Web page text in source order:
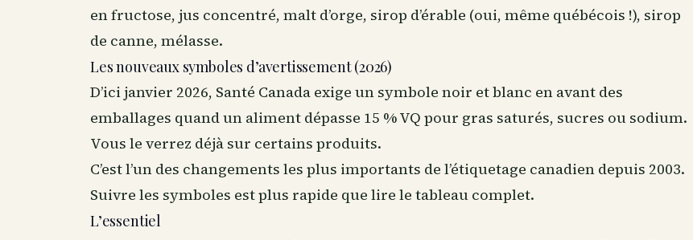
en fructose, jus concentré, malt d’orge, sirop d’érable (oui, même québécois !), sirop
de canne, mélasse.
Les nouveaux symboles d’avertissement (2026)
D’ici janvier 2026, Santé Canada exige un symbole noir et blanc en avant des
emballages quand un aliment dépasse 15 % VQ pour gras saturés, sucres ou sodium.
Vous le verrez déjà sur certains produits.
C’est l’un des changements les plus importants de l’étiquetage canadien depuis 2003.
Suivre les symboles est plus rapide que lire le tableau complet.
L’essentiel